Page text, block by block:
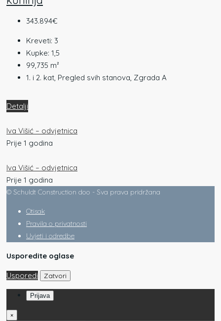
343.894€
Kreveti: 3
Kupke: 1,5
99,735 m²
1. i 2. kat, Pregled svih stanova, Zgrada A
Detalji
Iva Višić – odvjetnica
Prije 1 godina
Iva Višić – odvjetnica
Prije 1 godina
© Schuldt Construction doo - Sva prava pridržana
Otisak
Pravila o privatnosti
Uvjeti i odredbe
Usporedite oglase
Usporedi Zatvori
Prijava
×